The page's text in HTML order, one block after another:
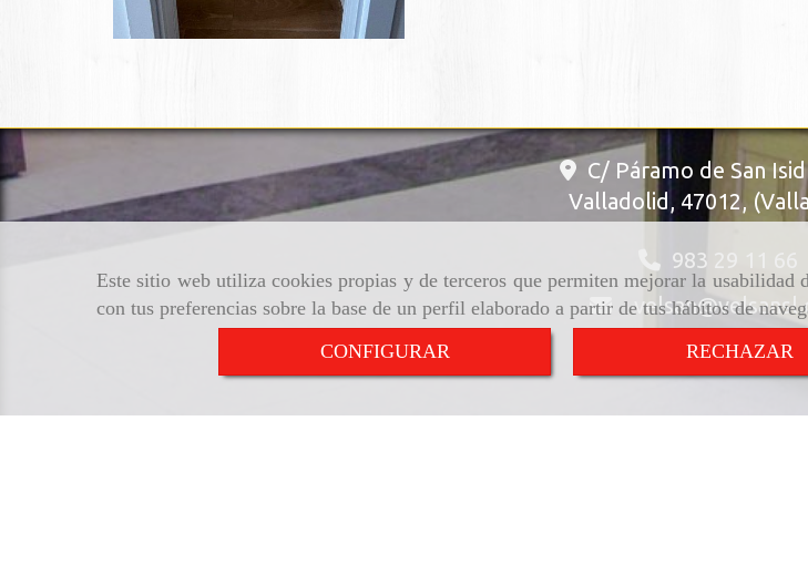
Este sitio web utiliza cookies propias y de terceros que permiten mejorar la
con tus preferencias sobre la base de un perfil elaborado a partir de tus hábitos de
CONFIGURAR
RECHAZAR
C/ Páramo de San
Valladolid , 47012,
983 29 11 66
velsan